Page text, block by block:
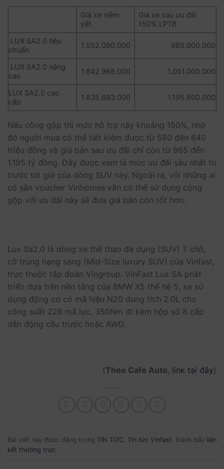
Giá xe niêm
yết
Giá xe sau ưu đãi
150% LPTB
LUX SA2.0 tiêu
chuẩn
1.552.090.000 965.000.000
LUX SA2.0 nâng
cao
1.642.968.000 1.051.000.000
LUX SA2.0 cao
cấp
1.835.693.000 1.195.600.000
Nếu công gộp thì mức hỗ trợ này khoảng 150%, nhờ
đó người mua có thể tiết kiệm được từ 580 đến 640
triệu đồng và giá bán sau ưu đãi chỉ còn từ 965 đến
1.195 tỷ đồng. Đây được xem là mức ưu đãi sâu nhất từ
trước tới giờ của dòng SUV này. Ngoài ra, với những ai
có sẵn voucher Vinhomes vẫn có thể sử dụng cộng
gộp với ưu đãi này sẽ đưa giá bán còn tốt hơn.
Lux Sa2.0 là dòng xe thể thao đa dụng (SUV) 7 chỗ,
cỡ trung hạng sang (Mid-Size luxury SUV) của Vinfast,
trực thuộc tập đoàn Vingroup. VinFast Lux SA phát
triển dựa trên nền tảng của BMW X5 thế hệ 5, xe sử
dụng động cơ có mã hiệu N20 dung tích 2.0L cho
công suất 228 mã lực, 350Nm đi kèm hộp số 8 cấp
dẫn động cầu trước hoặc AWD.
(Theo Cafe Auto link tại đây)
Bài viết này được đăng trong TIN TỨC, Tin tức Vinfast. Đánh dấu liên
kết thường trực.